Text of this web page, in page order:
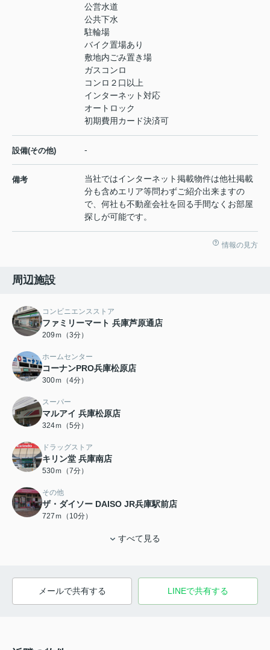
公営水道
公共下水
駐輪場
バイク置場あり
敷地内ごみ置き場
ガスコンロ
コンロ２口以上
インターネット対応
オートロック
初期費用カード決済可
設備(その他) -
備考
当社ではインターネット掲載物件は他社掲載
分も含めエリア等問わずご紹介出来ますの
で、何社も不動産会社を回る手間なくお部屋
探しが可能です。
情報の見方
周辺施設
コンビニエンスストア
ファミリーマート 兵庫芦原通店
209ｍ（3分）
ホームセンター
コーナンPRO兵庫松原店
300ｍ（4分）
スーパー
マルアイ 兵庫松原店
324ｍ（5分）
ドラッグストア
キリン堂 兵庫南店
530ｍ（7分）
その他
ザ・ダイソー DAISO JR兵庫駅前店
727ｍ（10分）
すべて見る
メールで共有する LINEで共有する